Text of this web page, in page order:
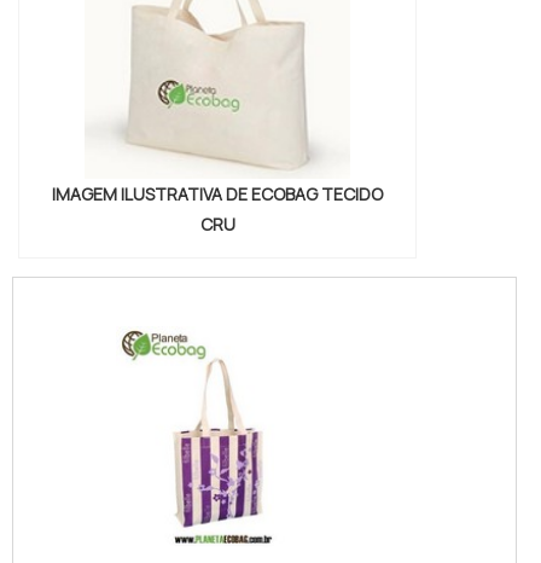
IMAGEM ILUSTRATIVA DE ECOBAG TECIDO
CRU